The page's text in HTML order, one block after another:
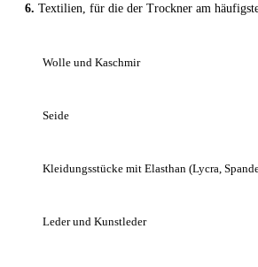
Textilien, für die der Trockner am
Wolle und Kaschmir
Seide
Kleidungsstücke mit Elasthan (Lycra,
Leder und Kunstleder